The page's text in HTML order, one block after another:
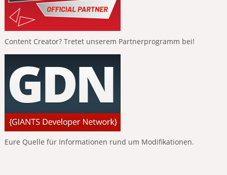
Content Creator? Tretet unserem Partnerprogramm bei!
Eure Quelle für Informationen rund um Modifikationen.